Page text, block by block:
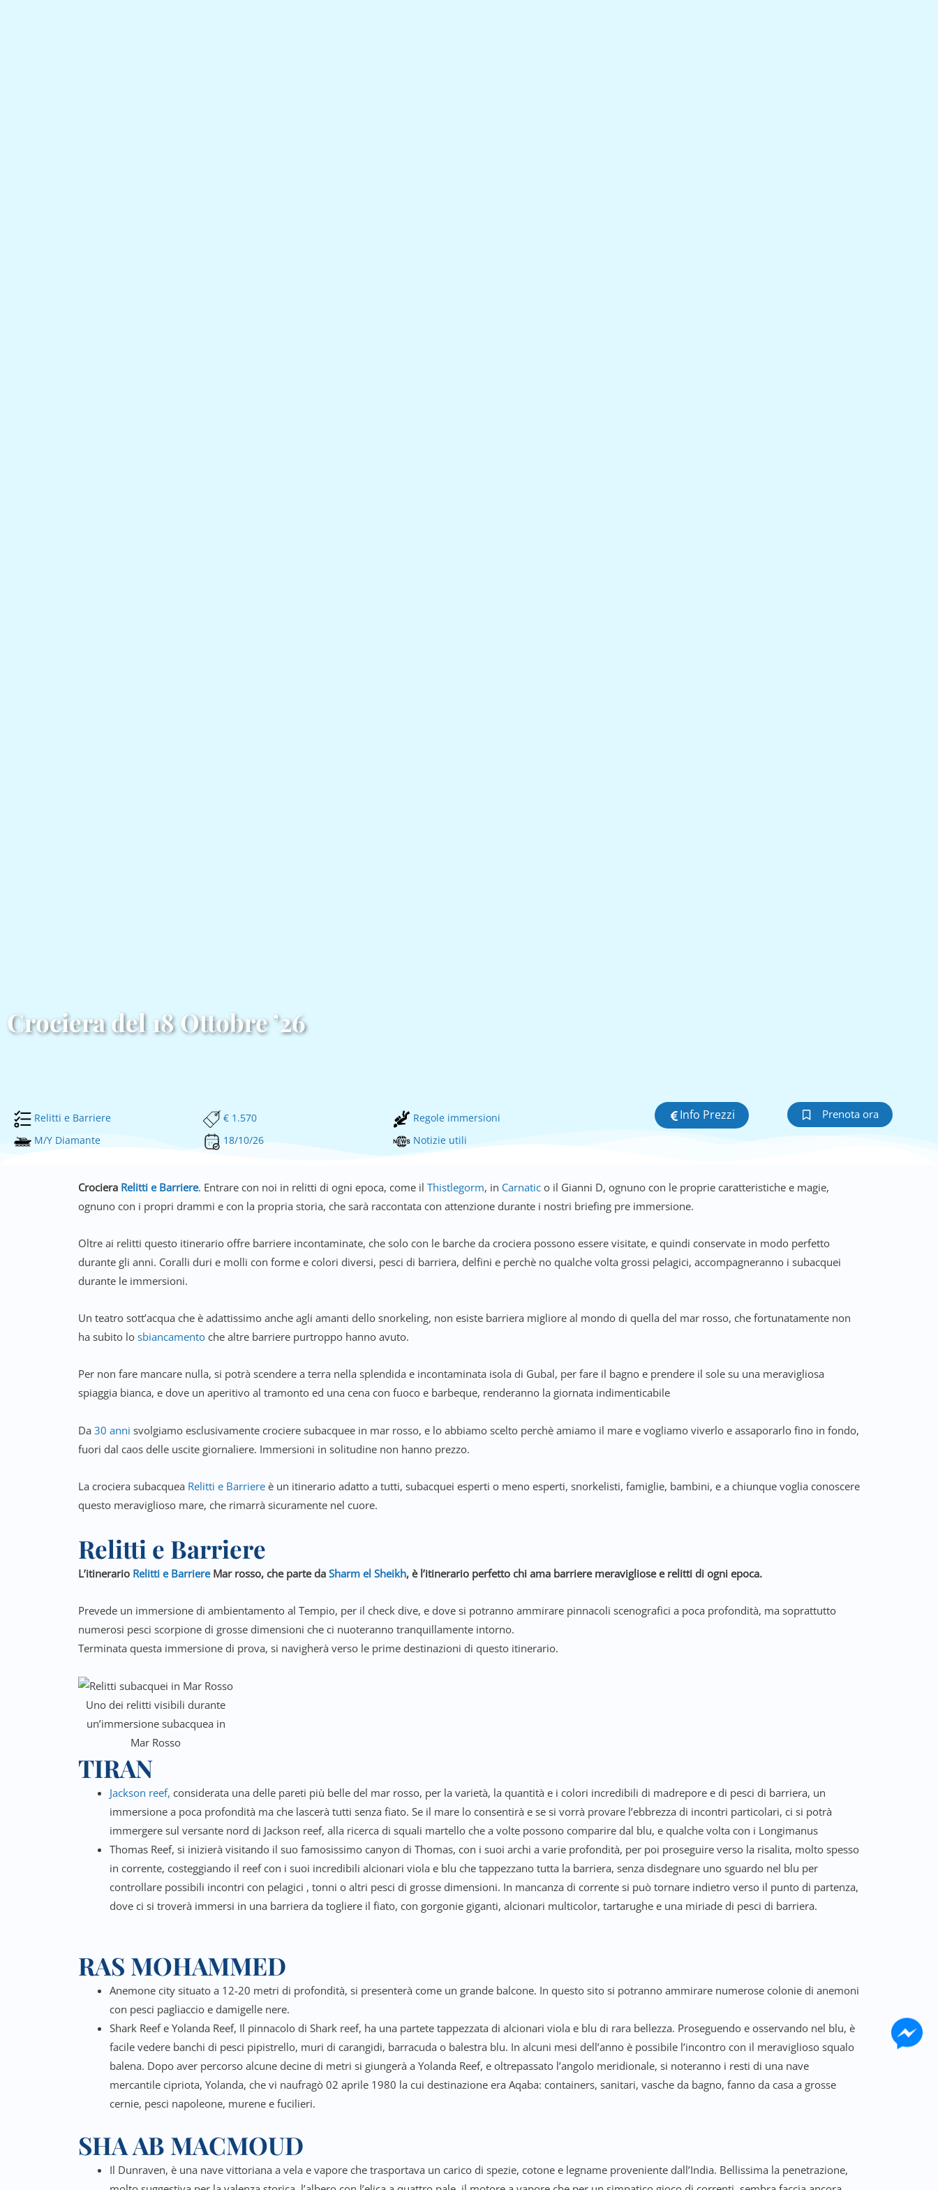
Crociera del 18 Ottobre ’26
Relitti e Barriere
M/Y Diamante
€ 1.570
18/10/26
Regole immersioni
Notizie utili
Info Prezzi Prenota ora
Crociera Relitti e Barriere. Entrare con noi in relitti di ogni epoca, come il Thistlegorm, in Carnatic o il Gianni D, ognuno con le proprie caratteristiche e magie,
ognuno con i propri drammi e con la propria storia, che sarà raccontata con attenzione durante i nostri briefing pre immersione.
Oltre ai relitti questo itinerario offre barriere incontaminate, che solo con le barche da crociera possono essere visitate, e quindi conservate in modo perfetto
durante gli anni. Coralli duri e molli con forme e colori diversi, pesci di barriera, delfini e perchè no qualche volta grossi pelagici, accompagneranno i subacquei
durante le immersioni.
Un teatro sott’acqua che è adattissimo anche agli amanti dello snorkeling, non esiste barriera migliore al mondo di quella del mar rosso, che fortunatamente non
ha subito lo sbiancamento che altre barriere purtroppo hanno avuto.
Per non fare mancare nulla, si potrà scendere a terra nella splendida e incontaminata isola di Gubal, per fare il bagno e prendere il sole su una meravigliosa
spiaggia bianca, e dove un aperitivo al tramonto ed una cena con fuoco e barbeque, renderanno la giornata indimenticabile
Da 30 anni svolgiamo esclusivamente crociere subacquee in mar rosso, e lo abbiamo scelto perchè amiamo il mare e vogliamo viverlo e assaporarlo fino in fondo,
fuori dal caos delle uscite giornaliere. Immersioni in solitudine non hanno prezzo.
La crociera subacquea Relitti e Barriere è un itinerario adatto a tutti, subacquei esperti o meno esperti, snorkelisti, famiglie, bambini, e a chiunque voglia conoscere
questo meraviglioso mare, che rimarrà sicuramente nel cuore.
Relitti e Barriere
L’itinerario Relitti e BarriereMar rosso, che parte da Sharm el Sheikh, è l’itinerario perfetto chi ama barriere meravigliose e relitti di ogni epoca.
Prevede un immersione di ambientamento al Tempio, per il check dive, e dove si potranno ammirare pinnacoli scenografici a poca profondità, ma soprattutto
numerosi pesci scorpione di grosse dimensioni che ci nuoteranno tranquillamente intorno.
Terminata questa immersione di prova, si navigherà verso le prime destinazioni di questo itinerario.
Uno dei relitti visibili durante
un’immersione subacquea in
Mar Rosso
TIRAN
Jackson reef, considerata una delle pareti più belle del mar rosso, per la varietà, la quantità e i colori incredibili di madrepore e di pesci di barriera, un
immersione a poca profondità ma che lascerà tutti senza fiato. Se il mare lo consentirà e se si vorrà provare l’ebbrezza di incontri particolari, ci si potrà
immergere sul versante nord di Jackson reef, alla ricerca di squali martello che a volte possono comparire dal blu, e qualche volta con i Longimanus
Thomas Reef, si inizierà visitando il suo famosissimo canyon di Thomas, con i suoi archi a varie profondità, per poi proseguire verso la risalita, molto spesso
in corrente, costeggiando il reef con i suoi incredibili alcionari viola e blu che tappezzano tutta la barriera, senza disdegnare uno sguardo nel blu per
controllare possibili incontri con pelagici , tonni o altri pesci di grosse dimensioni. In mancanza di corrente si può tornare indietro verso il punto di partenza,
dove ci si troverà immersi in una barriera da togliere il fiato, con gorgonie giganti, alcionari multicolor, tartarughe e una miriade di pesci di barriera.
RAS MOHAMMED
Anemone city situato a 12-20 metri di profondità, si presenterà come un grande balcone. In questo sito si potranno ammirare numerose colonie di anemoni
con pesci pagliaccio e damigelle nere.
Shark Reef e Yolanda Reef, Il pinnacolo di Shark reef, ha una partete tappezzata di alcionari viola e blu di rara bellezza. Proseguendo e osservando nel blu, è
facile vedere banchi di pesci pipistrello, muri di carangidi, barracuda o balestra blu. In alcuni mesi dell’anno è possibile l’incontro con il meraviglioso squalo
balena. Dopo aver percorso alcune decine di metri si giungerà a Yolanda Reef, e oltrepassato l’angolo meridionale, si noteranno i resti di una nave
mercantile cipriota, Yolanda, che vi naufragò 02 aprile 1980 la cui destinazione era Aqaba: containers, sanitari, vasche da bagno, fanno da casa a grosse
cernie, pesci napoleone, murene e fucilieri.
SHA AB MACMOUD
Il Dunraven, è una nave vittoriana a vela e vapore che trasportava un carico di spezie, cotone e legname proveniente dall’India. Bellissima la penetrazione,